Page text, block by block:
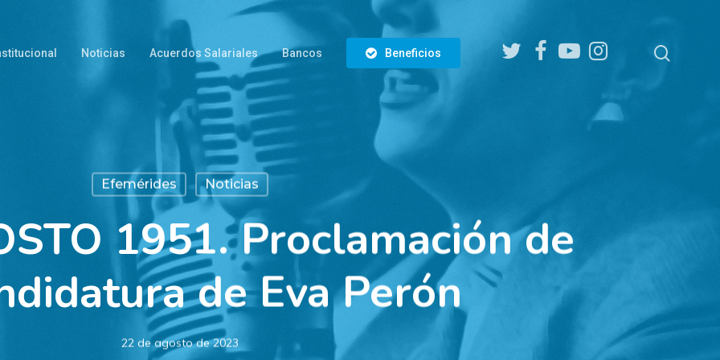
Noticias Acuerdos Salariales Bancos Beneficios
twitter facebookyoutubeinstagram
Efemérides Noticias
1951. Proclamación de
de Eva Perón
22 de agosto de 2023